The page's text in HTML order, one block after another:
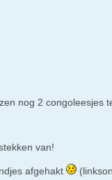
nog 2 congoleesjes
van!
afgehakt